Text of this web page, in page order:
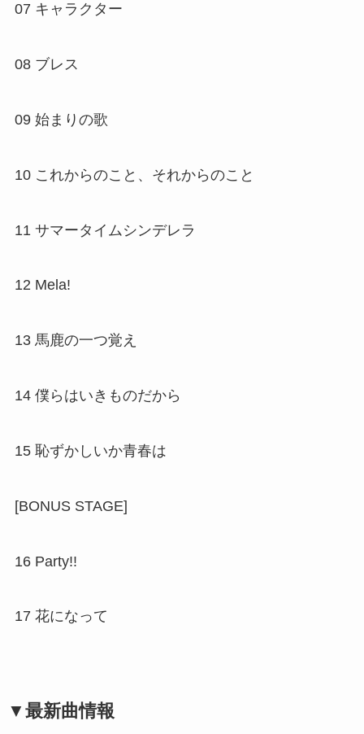
07 キャラクター
08 ブレス
09 始まりの歌
10 これからのこと、それからのこと
11 サマータイムシンデレラ
12 Mela!
13 馬鹿の一つ覚え
14 僕らはいきものだから
15 恥ずかしいか青春は
[BONUS STAGE]
16 Party!!
17 花になって
▼最新曲情報